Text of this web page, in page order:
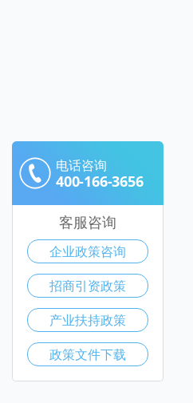
电话咨询
400-166-3656
客服咨询
企业政策咨询
招商引资政策
产业扶持政策
政策文件下载